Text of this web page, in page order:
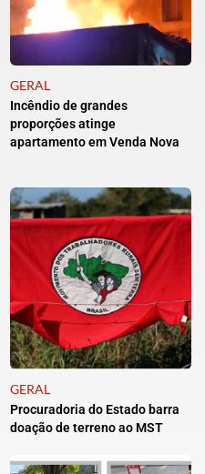
GERAL
Incêndio de grandes
proporções atinge
apartamento em Venda Nova
GERAL
Procuradoria do Estado barra
doação de terreno ao MST